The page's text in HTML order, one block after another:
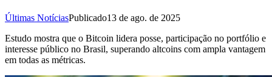
Últimas NotíciasPublicado13 de ago. de 2025
Estudo mostra que o Bitcoin lidera posse, participação no portfólio e
interesse público no Brasil, superando altcoins com ampla vantagem
em todas as métricas.